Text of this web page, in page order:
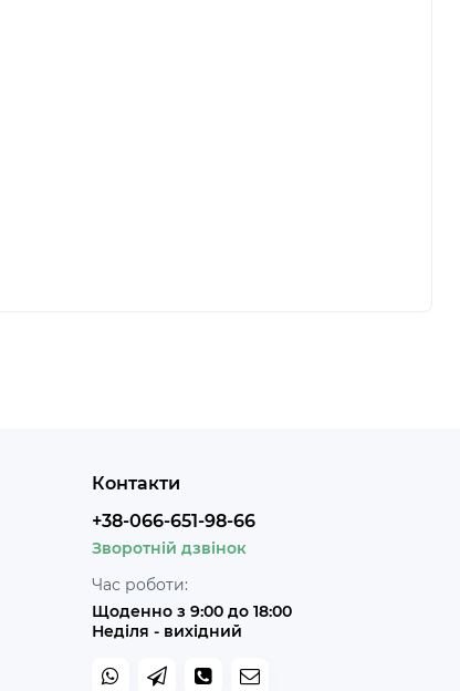
Контакти
+38-066-651-98-66
Зворотній дзвінок
Час роботи:
Щоденно з 9:00 до 18:00
Неділя - вихідний